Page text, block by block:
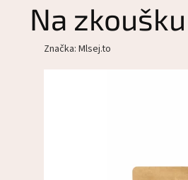
Na
Značka: Mlsej.to